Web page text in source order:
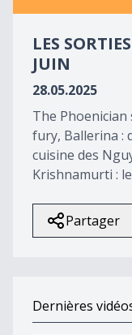
seconds
LES
JUIN
28.05.2025
The Phoenician
fury, Ballerina :
cuisine des
Krishnamurti :
Partager
Dernières